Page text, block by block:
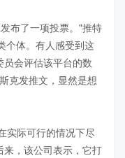
布了一项投票。"推特
个体。有人感受到这
会评估该平台的数
克发推文，显然是想
实际可行的情况下尽
，该公司表示，它打